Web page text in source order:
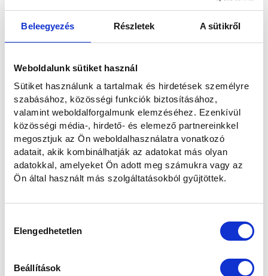
Beleegyezés Részletek A sütikről
Weboldalunk sütiket használ
Sütiket használunk a tartalmak és hirdetések személyre
szabásához, közösségi funkciók biztosításához,
valamint weboldalforgalmunk elemzéséhez. Ezenkívül
közösségi média-, hirdető- és elemező partnereinkkel
megosztjuk az Ön weboldalhasználatra vonatkozó
adatait, akik kombinálhatják az adatokat más olyan
adatokkal, amelyeket Ön adott meg számukra vagy az
Ön által használt más szolgáltatásokból gyűjtöttek.
kiválasztása
Elengedhetetlen
Beállítások
Lexus márkaszerviz díjtételek
Élvezd a gondtalan és nyugodt autózás örömét, válaszd a
Schiller Lexus márkaszervizét és képzett szakembereit.